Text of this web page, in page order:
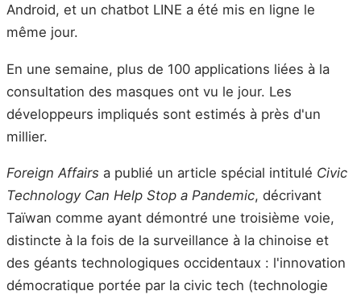
Android, et un chatbot LINE a été mis en ligne le
même jour.
En une semaine, plus de 100 applications liées à la
consultation des masques ont vu le jour. Les
développeurs impliqués sont estimés à près d'un
millier.
Foreign Affairs a publié un article spécial intitulé Civic
Technology Can Help Stop a Pandemic, décrivant
Taïwan comme ayant démontré une troisième voie,
distincte à la fois de la surveillance à la chinoise et
des géants technologiques occidentaux : l'innovation
démocratique portée par la civic tech (technologie